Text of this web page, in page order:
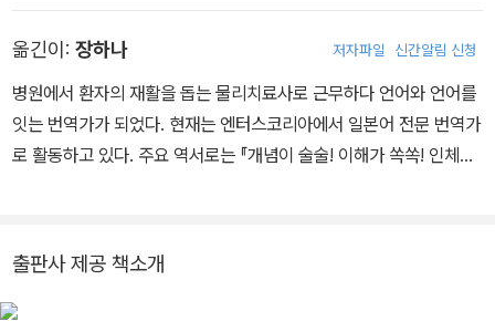
930년에는 술집 종업원 다나베 시메코와 가마쿠라 바다에 함께 투신
했다. 그러나 다나베만 사망하고 홀로 살아남아 자살방조죄로 기소유
예 처분을 받았다. 〈광대의 꽃〉(1935)은 대표작인 〈인간 실격〉(194
8)의 모태이자 이때의 자책감을 드러낸 작품이다. 〈도쿄 팔경〉(194
염 수술 후 진통제로 쓰인 파비날에 중독되었다. 약값을 대기 위해 아
쿠타가와상 수상에 욕심을 냈지만 실패하고는 깊은 절망에 빠졌다.
옮긴이: 장하나 저자파일 신간알림 신청
병원에서 환자의 재활을 돕는 물리치료사로 근무하다 언어와 언어를
잇는 번역가가 되었다. 현재는 엔터스코리아에서 일본어 전문 번역가
로 활동하고 있다. 주요 역서로는 『개념이 술술! 이해가 쏙쏙! 인체의
출판사 제공 책소개